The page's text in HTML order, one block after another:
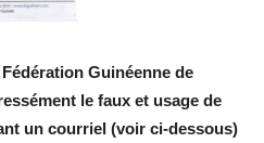
Guinéenne de
le faux et usage de
un courriel (voir ci-dessous)